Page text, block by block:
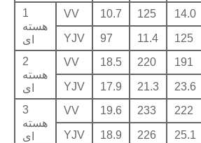
1
هسته
ای
VV 10.7 125 14.0
YJV 97 11.4 125
2
هسته
ای
VV 18.5 220 191
YJV 17.9 21.3 23.6
3
هسته
ای
VV 19.6 233 222
YJV 18.9 226 25.1